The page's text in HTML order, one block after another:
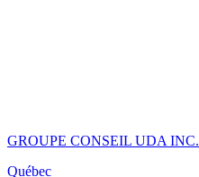
GROUPE CONSEIL UDA INC.
Québec